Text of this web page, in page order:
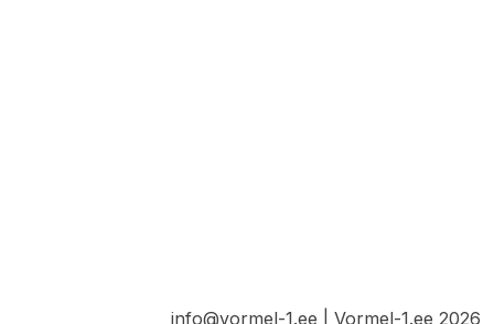
info@vormel-1.ee | Vormel-1.ee 2026